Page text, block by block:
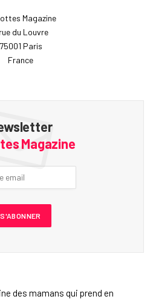
Magazine
du Louvre
75001 Paris
France
Magazine
des mamans qui prend en